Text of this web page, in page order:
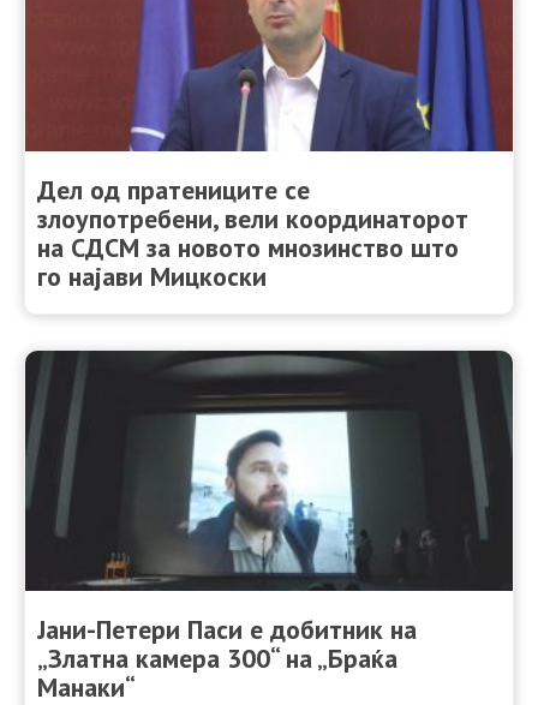
Дел од пратениците се
злоупотребени, вели координаторот
на СДСМ за новото мнозинство што
го најави Мицкоски
Јани-Петери Паси е добитник на
„Златна камера 300“ на „Браќа
Манаки“